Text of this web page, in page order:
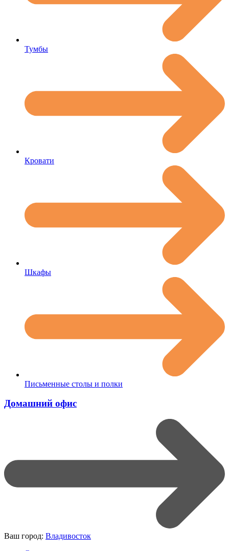
Тумбы
Кровати
Шкафы
Письменные столы и полки
Домашний офис
Ваш город: Владивосток